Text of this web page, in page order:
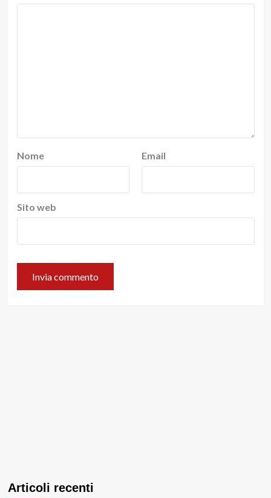
Nome Email
Sito web
Articoli recenti